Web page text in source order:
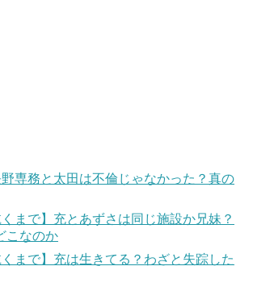
野専務と太田は不倫じゃなかった？真の
くまで】充とあずさは同じ施設か兄妹？
こなのか
くまで】充は生きてる？わざと失踪した